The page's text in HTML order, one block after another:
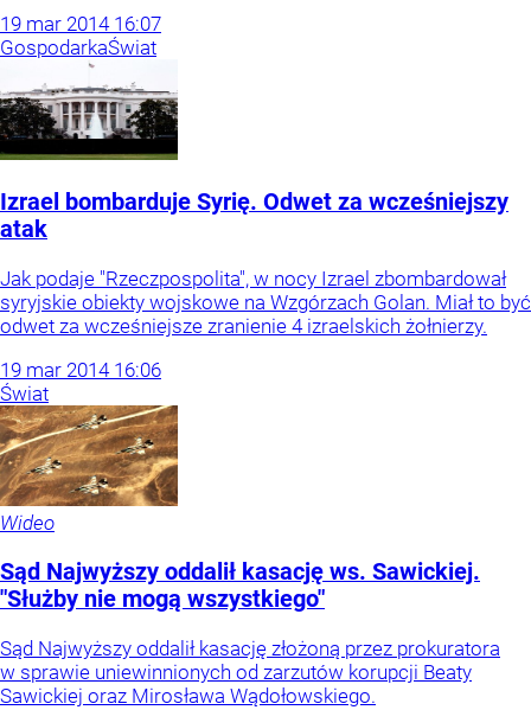
19 mar 2014 16:07
GospodarkaŚwiat
Izrael bombarduje Syrię. Odwet za wcześniejszy
atak
Jak podaje "Rzeczpospolita", w nocy Izrael zbombardował
syryjskie obiekty wojskowe na Wzgórzach Golan. Miał to być
odwet za wcześniejsze zranienie 4 izraelskich żołnierzy.
19 mar 2014 16:06
Świat
Wideo
Sąd Najwyższy oddalił kasację ws. Sawickiej.
"Służby nie mogą wszystkiego"
Sąd Najwyższy oddalił kasację złożoną przez prokuratora
w sprawie uniewinnionych od zarzutów korupcji Beaty
Sawickiej oraz Mirosława Wądołowskiego.